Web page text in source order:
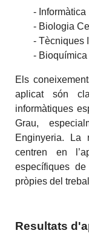
- Informàtica
- Biologia
- Tècniques
- Bioquímica
Els
aplicat són
informàtiques
Grau,
Enginyeria. La
centren en
específiques
pròpies del
Resultats